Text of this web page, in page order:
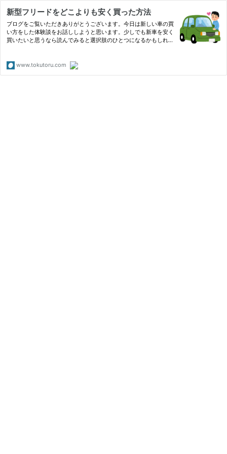
新型フリードをどこよりも安く買った方法
ブログをご覧いただきありがとうございます。今日は新しい車の買
い方をした体験談をお話ししようと思います。少しでも新車を安く
買いたいと思うなら読んでみると選択肢のひとつになるかもしれま
www.tokutoru.com